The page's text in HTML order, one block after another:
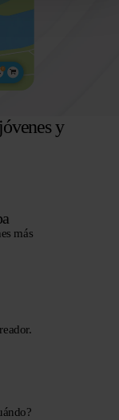
y
más